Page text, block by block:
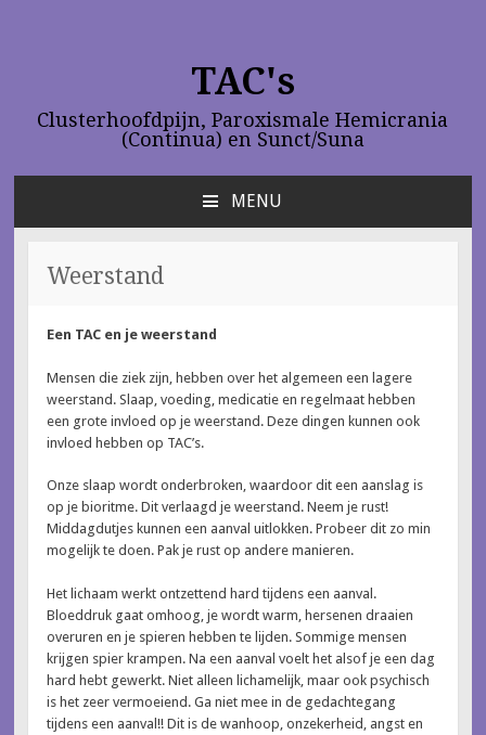
TAC's
Clusterhoofdpijn, Paroxismale Hemicrania
(Continua) en Sunct/Suna
MENU
INHOUD
SPRINGEN
Weerstand
Een TAC en je weerstand
Mensen die ziek zijn, hebben over het algemeen een lagere
weerstand. Slaap, voeding, medicatie en regelmaat hebben
een grote invloed op je weerstand. Deze dingen kunnen ook
invloed hebben op TAC’s.
Onze slaap wordt onderbroken, waardoor dit een aanslag is
op je bioritme. Dit verlaagd je weerstand. Neem je rust!
Middagdutjes kunnen een aanval uitlokken. Probeer dit zo min
mogelijk te doen. Pak je rust op andere manieren.
Het lichaam werkt ontzettend hard tijdens een aanval.
Bloeddruk gaat omhoog, je wordt warm, hersenen draaien
overuren en je spieren hebben te lijden. Sommige mensen
krijgen spier krampen. Na een aanval voelt het alsof je een dag
hard hebt gewerkt. Niet alleen lichamelijk, maar ook psychisch
is het zeer vermoeiend. Ga niet mee in de gedachtegang
tijdens een aanval!! Dit is de wanhoop, onzekerheid, angst en